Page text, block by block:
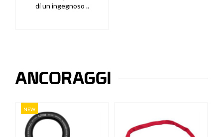
di un ingegnoso ..
ANCORAGGI
NEW